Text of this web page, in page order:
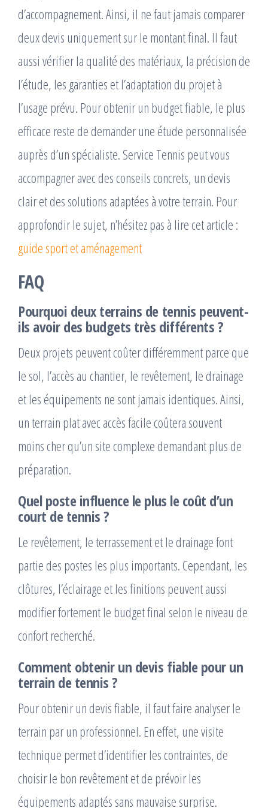
d’accompagnement. Ainsi, il ne faut jamais comparer
deux devis uniquement sur le montant final. Il faut
aussi vérifier la qualité des matériaux, la précision de
l’étude, les garanties et l’adaptation du projet à
l’usage prévu. Pour obtenir un budget fiable, le plus
efficace reste de demander une étude personnalisée
auprès d’un spécialiste. Service Tennis peut vous
accompagner avec des conseils concrets, un devis
clair et des solutions adaptées à votre terrain. Pour
approfondir le sujet, n’hésitez pas à lire cet article :
guide sport et aménagement
FAQ
Pourquoi deux terrains de tennis peuvent-
ils avoir des budgets très différents ?
Deux projets peuvent coûter différemment parce que
le sol, l’accès au chantier, le revêtement, le drainage
et les équipements ne sont jamais identiques. Ainsi,
un terrain plat avec accès facile coûtera souvent
moins cher qu’un site complexe demandant plus de
préparation.
Quel poste influence le plus le coût d’un
court de tennis ?
Le revêtement, le terrassement et le drainage font
partie des postes les plus importants. Cependant, les
clôtures, l’éclairage et les finitions peuvent aussi
modifier fortement le budget final selon le niveau de
confort recherché.
Comment obtenir un devis fiable pour un
terrain de tennis ?
Pour obtenir un devis fiable, il faut faire analyser le
terrain par un professionnel. En effet, une visite
technique permet d’identifier les contraintes, de
choisir le bon revêtement et de prévoir les
équipements adaptés sans mauvaise surprise.